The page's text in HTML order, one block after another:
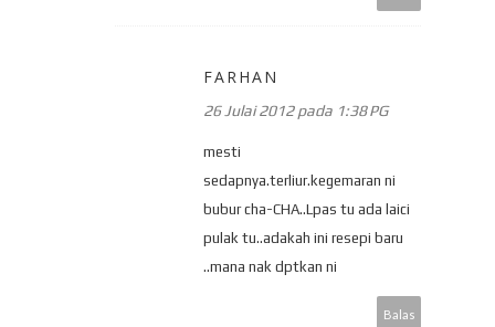
FARHAN
26 Julai 2012 pada 1:38 PG
mesti
sedapnya.terliur.kegemaran ni
bubur cha-CHA..Lpas tu ada laici
pulak tu..adakah ini resepi baru
..mana nak dptkan ni
Balas